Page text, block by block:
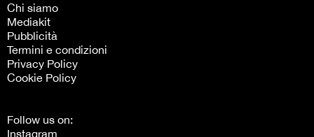
Chi siamo
Mediakit
Pubblicità
Termini e condizioni
Privacy Policy
Cookie Policy
Follow us on:
Instagram